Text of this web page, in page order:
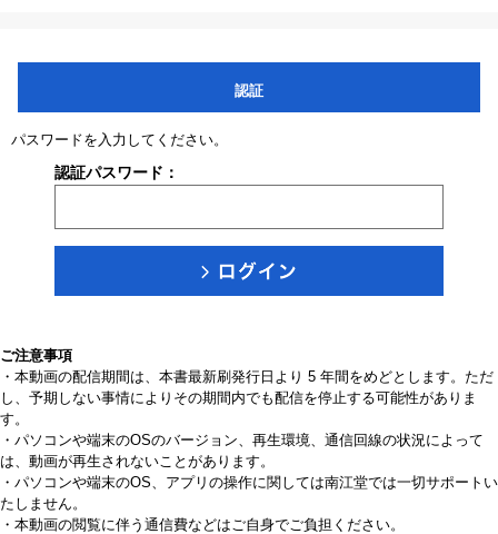
認証
パスワードを入力してください。
認証パスワード：
ご注意事項
・本動画の配信期間は、本書最新刷発行日より 5 年間をめどとします。ただ
し、予期しない事情によりその期間内でも配信を停止する可能性がありま
す。
・パソコンや端末のOSのバージョン、再生環境、通信回線の状況によって
は、動画が再生されないことがあります。
・パソコンや端末のOS、アプリの操作に関しては南江堂では一切サポートい
たしません。
・本動画の閲覧に伴う通信費などはご自身でご負担ください。